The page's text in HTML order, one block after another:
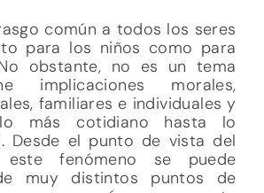
común a todos los seres
para los niños como para
obstante, no es un tema
implicaciones morales,
familiares e individuales y
más cotidiano hasta lo
Desde el punto de vista del
este fenómeno se puede
muy distintos puntos de